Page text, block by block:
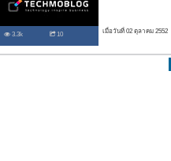
3.3k 10 เมื่อวันที่ 02 ตุลาคม 2552